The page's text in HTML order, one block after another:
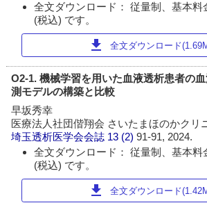
全文ダウンロード： 従量制、基本料
(税込) です。
download 全文ダウンロード
O2-1. 機械学習を用いた血液透析患者の
測モデルの構築と比較
早坂秀幸
医療法人社団偕翔会 さいたまほのかクリ
埼玉透析医学会会誌 13 (2)91-91, 2024.
全文ダウンロード： 従量制、基本料
(税込) です。
download 全文ダウンロード